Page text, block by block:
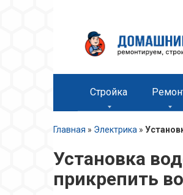
Стройка
Главная » Электрика »
Установка
прикрепить